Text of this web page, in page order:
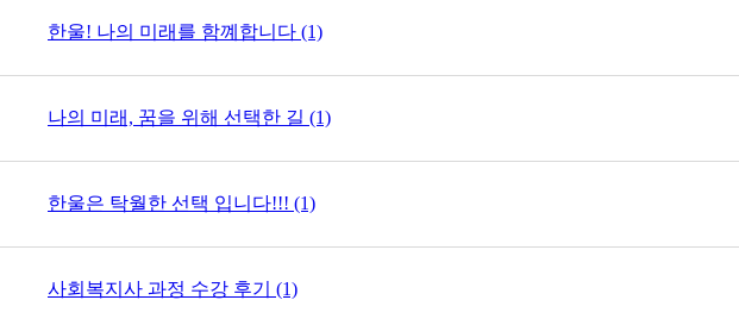
한울! 나의 미래를 함꼐합니다 (1)
나의 미래, 꿈을 위해 선택한 길 (1)
한울은 탁월한 선택 입니다!!! (1)
사회복지사 과정 수강 후기 (1)